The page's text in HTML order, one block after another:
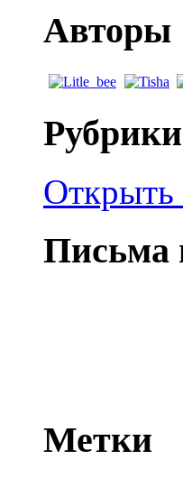
Авторы
Рубрики
Открыть
Письма
Метки